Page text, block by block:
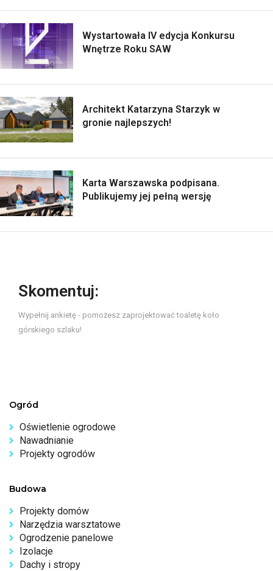
Wystartowała IV edycja Konkursu
Wnętrze Roku SAW
Architekt Katarzyna Starzyk w
gronie najlepszych!
Karta Warszawska podpisana.
Publikujemy jej pełną wersję
Skomentuj:
Wypełnij ankietę - pomożesz zaprojektować toaletę koło
górskiego szlaku!
Ogród
Oświetlenie ogrodowe
Nawadnianie
Projekty ogrodów
Budowa
Projekty domów
Narzędzia warsztatowe
Ogrodzenie panelowe
Izolacje
Dachy i stropy